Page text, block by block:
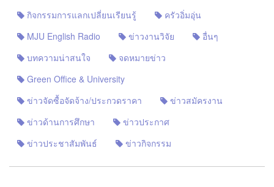
กิจกรรมการแลกเปลี่ยนเรียนรู้
ครัวอิ่มอุ่น
MJU English Radio
ข่าวงานวิจัย
อื่นๆ
บทความน่าสนใจ
จดหมายข่าว
Green Office & University
ข่าวจัดซื้อจัดจ้าง/ประกวดราคา
ข่าวสมัครงาน
ข่าวด้านการศึกษา
ข่าวประกาศ
ข่าวประชาสัมพันธ์
ข่าวกิจกรรม